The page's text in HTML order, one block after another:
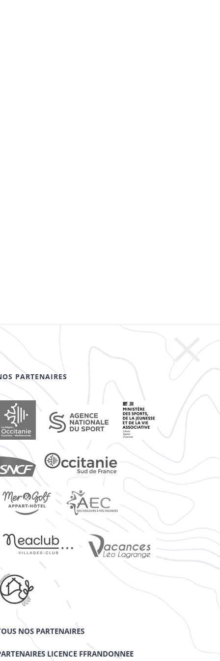
PARTENAIRES
NOS PARTENAIRES
LICENCE FFRANDONNEE